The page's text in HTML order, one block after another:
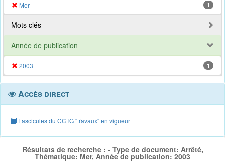
Mer 1
Mots clés
Année de publication
2003 1
Accès direct
Fascicules du CCTG "travaux" en vigueur
Résultats de recherche : - Type de document: Arrêté,
Thématique: Mer, Année de publication: 2003